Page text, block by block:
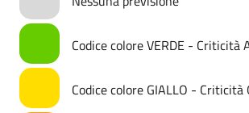
Codice colore VERDE - Criticità
Codice colore GIALLO - Criticità